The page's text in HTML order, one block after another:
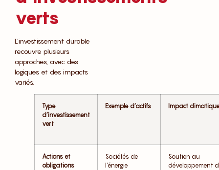
verts
L’investissement durable
recouvre plusieurs
approches, avec des
logiques et des impacts
variés.
Type
d’investissement
vert
Exemple d’actifs Impact
Actions et
obligations
Sociétés de
l’énergie
Soutien au
développement